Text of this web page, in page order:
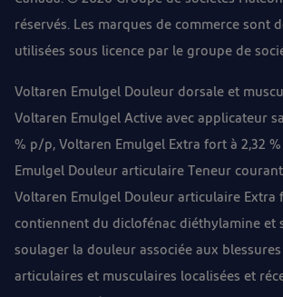
réservés. Les marques de commerce sont
utilisées sous licence par le groupe de
Voltaren Emulgel Douleur dorsale et
Voltaren Emulgel Active avec applicateur
% p/p, Voltaren Emulgel Extra fort à 2,32
Emulgel Douleur articulaire Teneur
Voltaren Emulgel Douleur articulaire Extra
contiennent du diclofénac diéthylamine et
soulager la douleur associée aux
articulaires et musculaires localisées et